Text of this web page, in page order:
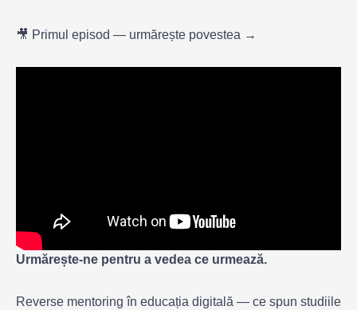
🎥 Primul episod — urmărește povestea →
Urmărește-ne pentru a vedea ce urmează.
Reverse mentoring în educația digitală — ce spun studiile